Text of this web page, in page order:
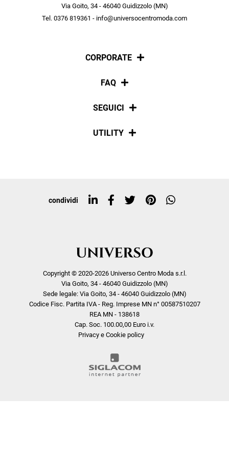
Via Goito, 34 - 46040 Guidizzolo (MN)
Tel. 0376 819361 - info@universocentromoda.com
CORPORATE
Chi siamo
FAQ
Pagamenti
SEGUICI
Social
UTILITY
Top ricerche
condividi
Copyright © 2020-2026 Universo Centro Moda s.r.l.
Via Goito, 34 - 46040 Guidizzolo (MN)
Sede legale: Via Goito, 34 - 46040 Guidizzolo (MN)
Codice Fisc. Partita IVA - Reg. Imprese MN n° 00587510207
REA MN - 138618
Cap. Soc. 100.00,00 Euro i.v.
Privacy e Cookie policy
scopri in anteprima le offerte in esclusiva a te riservate.
ISCRIVITI